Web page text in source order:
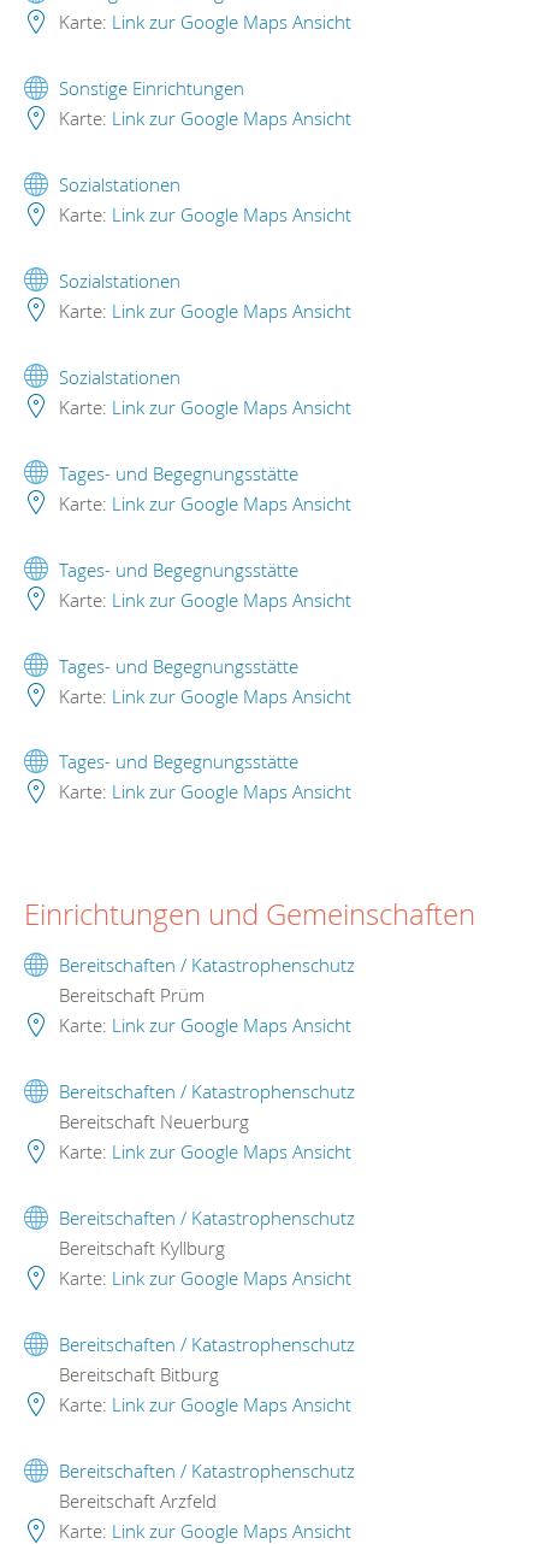
Karte: Link zur Google Maps Ansicht
Sonstige Einrichtungen
Karte: Link zur Google Maps Ansicht
Sozialstationen
Karte: Link zur Google Maps Ansicht
Sozialstationen
Karte: Link zur Google Maps Ansicht
Sozialstationen
Karte: Link zur Google Maps Ansicht
Tages- und Begegnungsstätte
Karte: Link zur Google Maps Ansicht
Tages- und Begegnungsstätte
Karte: Link zur Google Maps Ansicht
Tages- und Begegnungsstätte
Karte: Link zur Google Maps Ansicht
Tages- und Begegnungsstätte
Karte: Link zur Google Maps Ansicht
Einrichtungen und Gemeinschaften
Bereitschaften / Katastrophenschutz
Bereitschaft Prüm
Karte: Link zur Google Maps Ansicht
Bereitschaften / Katastrophenschutz
Bereitschaft Neuerburg
Karte: Link zur Google Maps Ansicht
Bereitschaften / Katastrophenschutz
Bereitschaft Kyllburg
Karte: Link zur Google Maps Ansicht
Bereitschaften / Katastrophenschutz
Bereitschaft Bitburg
Karte: Link zur Google Maps Ansicht
Bereitschaften / Katastrophenschutz
Bereitschaft Arzfeld
Karte: Link zur Google Maps Ansicht